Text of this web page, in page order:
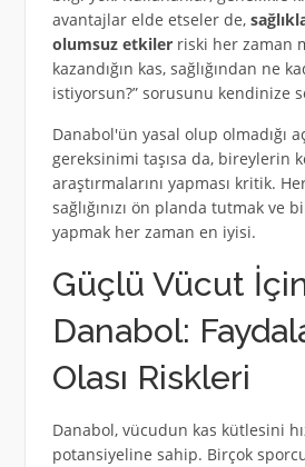
avantajlar elde etseler de,
olumsuz etkilerriski her zaman
kazandığın kas, sağlığından ne
istiyorsun?” sorusunu kendinize
Danabol'ün yasal olup olmadığı
gereksinimi taşısa da, bireylerin
araştırmalarını yapması kritik.
sağlığınızı ön planda tutmak ve
yapmak her zaman en iyisi.
Güçlü Vücut
Danabol:
Olası Riskleri
Danabol, vücudun kas kütlesini
potansiyeline sahip. Birçok